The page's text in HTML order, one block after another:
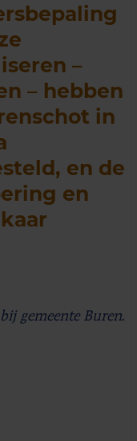
–
– hebben
in
en de
en
gemeente Buren.